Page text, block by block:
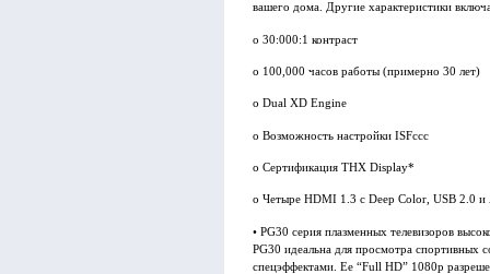
вашего дома. Другие характеристики
o 30:000:1 контраст
o 100,000 часов работы (примерно 30 лет)
o Dual XD Engine
o Возможность настройки ISFccc
o Сертификация THX Display*
o Четыре HDMI 1.3 с Deep Color, USB 2.0 и
• PG30 серия плазменных телевизоров
PG30 идеальна для просмотра спортивных
спецэффектами. Ее “Full HD” 1080p